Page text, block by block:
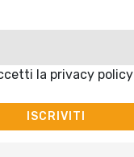
la privacy policy